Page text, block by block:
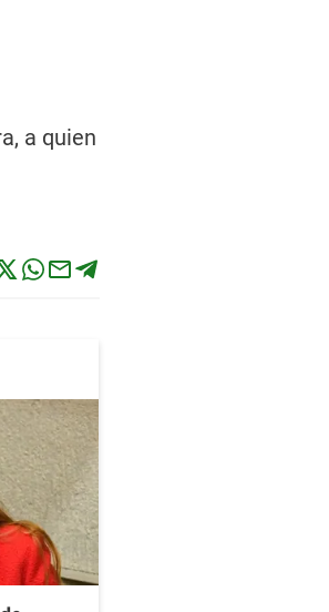
a quien